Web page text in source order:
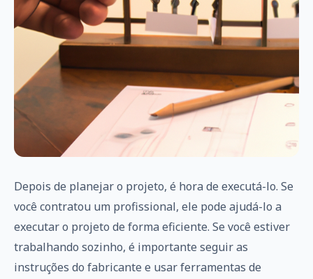
Depois de planejar o projeto, é hora de executá-lo. Se
você contratou um profissional, ele pode ajudá-lo a
executar o projeto de forma eficiente. Se você estiver
trabalhando sozinho, é importante seguir as
instruções do fabricante e usar ferramentas de